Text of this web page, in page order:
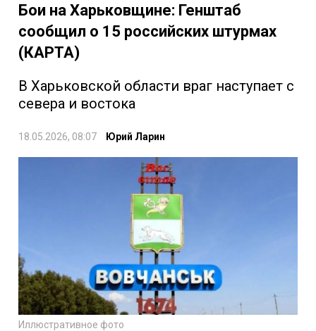
Бои на Харьковщине: Генштаб
сообщил о 15 российских штурмах
(КАРТА)
В Харьковской области враг наступает с
севера и востока
18.05.2026, 08:07 Юрий Ларин
Иллюстративное фото